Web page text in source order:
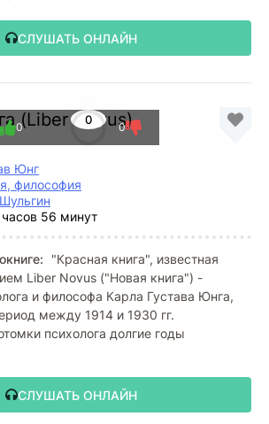
СЛУШАТЬ ОНЛАЙН
(Liber Novus)
0
0 0
Юнг
философия
часов 56 минут
"Красная книга", известная
Liber Novus ("Новая книга") -
и философа Карла Густава Юнга,
между 1914 и 1930 гг.
психолога долгие годы
СЛУШАТЬ ОНЛАЙН